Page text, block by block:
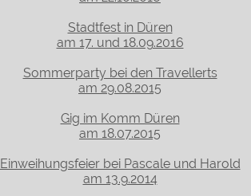
Stadtfest in Düren
am 17. und 18.09.2016
Sommerparty bei den Travellerts
am 29.08.2015
Gig im Komm Düren
am 18.07.2015
Einweihungsfeier bei Pascale und Harold
am 13.9.2014